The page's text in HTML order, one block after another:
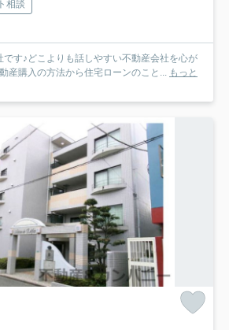
相談
す♪どこよりも話しやすい不動産会社を心が
産購入の方法から住宅ローンのこと...
もっと